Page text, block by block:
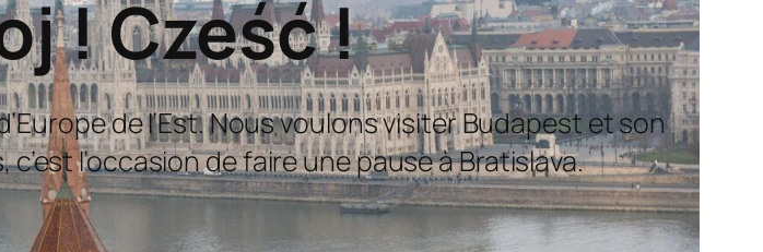
! Cześć !
de l’Est. Nous voulons visiter Budapest et son
l’occasion de faire une pause à Bratislava.